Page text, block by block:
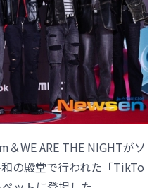
WE ARE THE NIGHTがソ
の殿堂で行われた「TikTo